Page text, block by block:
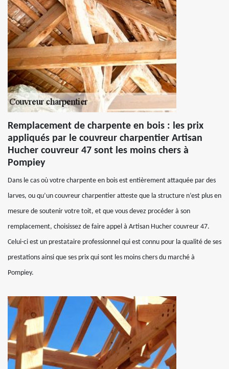
Remplacement de charpente en bois : les prix
appliqués par le couvreur charpentier Artisan
Hucher couvreur 47 sont les moins chers à
Pompiey
Dans le cas où votre charpente en bois est entièrement attaquée par des
larves, ou qu’un couvreur charpentier atteste que la structure n’est plus en
mesure de soutenir votre toit, et que vous devez procéder à son
remplacement, choisissez de faire appel à Artisan Hucher couvreur 47.
Celui-ci est un prestataire professionnel qui est connu pour la qualité de ses
prestations ainsi que ses prix qui sont les moins chers du marché à
Pompiey.